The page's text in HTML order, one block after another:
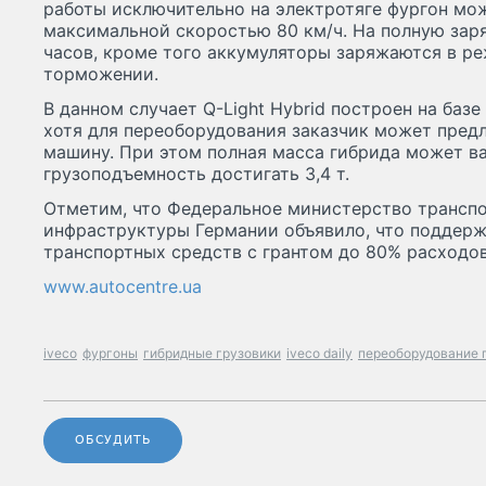
работы исключительно на электротяге фургон
максимальной скоростью 80 км/ч. На полную
часов, кроме того аккумуляторы заряжаются в
торможении.
В данном случает Q-Light Hybrid построен на базе
хотя для переоборудования заказчик может
машину. При этом полная масса гибрида может
грузоподъемность достигать 3,4 т.
Отметим, что Федеральное министерство
инфраструктуры Германии объявило, что
транспортных средств с грантом до 80%
www.autocentre.ua
iveco фургоны гибридные грузовики iveco daily переоборудование
ОБСУДИТЬ